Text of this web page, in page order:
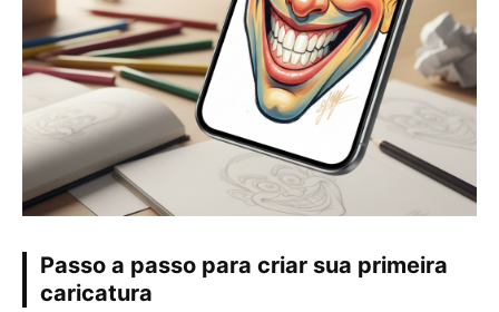
Passo a passo para criar sua primeira
caricatura